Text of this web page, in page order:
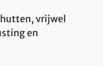
vrijwel
en